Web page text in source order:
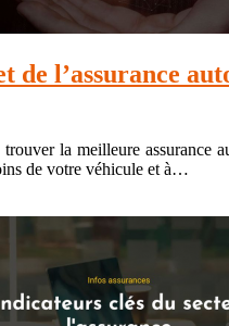
de l’assurance
la meilleure assurance
de votre véhicule et à…